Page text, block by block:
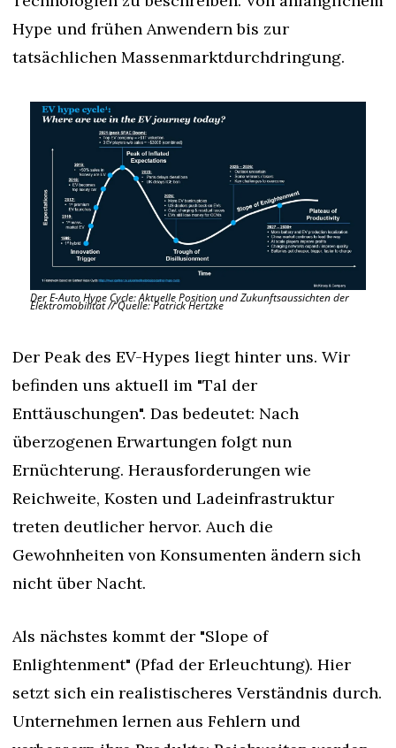
Hype und frühen Anwendern bis zur
tatsächlichen Massenmarktdurchdringung.
Der E-Auto Hype Cycle: Aktuelle Position und Zukunftsaussichten der
Elektromobilität // Quelle: Patrick Hertzke
Der Peak des EV-Hypes liegt hinter uns. Wir
befinden uns aktuell im "Tal der
Enttäuschungen". Das bedeutet: Nach
überzogenen Erwartungen folgt nun
Ernüchterung. Herausforderungen wie
Reichweite, Kosten und Ladeinfrastruktur
treten deutlicher hervor. Auch die
Gewohnheiten von Konsumenten ändern sich
nicht über Nacht.
Als nächstes kommt der "Slope of
Enlightenment" (Pfad der Erleuchtung). Hier
setzt sich ein realistischeres Verständnis durch.
Unternehmen lernen aus Fehlern und